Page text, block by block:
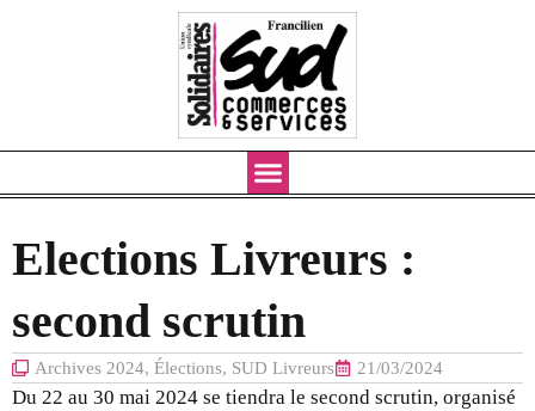
Elections Livreurs :
second scrutin
Archives 2024, Élections, SUD Livreurs 21/03/2024
Du 22 au 30 mai 2024 se tiendra le second scrutin, organisé